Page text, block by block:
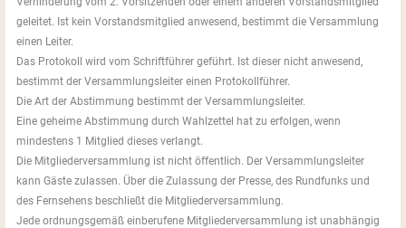
geleitet. Ist kein Vorstandsmitglied anwesend, bestimmt die Versammlung
einen Leiter.
Das Protokoll wird vom Schriftführer geführt. Ist dieser nicht anwesend,
bestimmt der Versammlungsleiter einen Protokollführer.
Die Art der Abstimmung bestimmt der Versammlungsleiter.
Eine geheime Abstimmung durch Wahlzettel hat zu erfolgen, wenn
mindestens 1 Mitglied dieses verlangt.
Die Mitgliederversammlung ist nicht öffentlich. Der Versammlungsleiter
kann Gäste zulassen. Über die Zulassung der Presse, des Rundfunks und
des Fernsehens beschließt die Mitgliederversammlung.
Jede ordnungsgemäß einberufene Mitgliederversammlung ist unabhängig